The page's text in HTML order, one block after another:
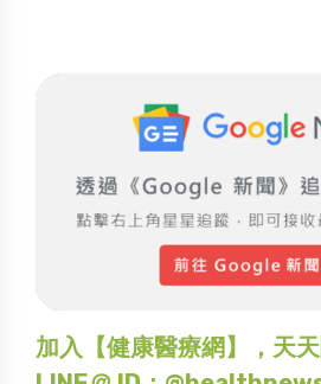
加入【健康醫療網】，天